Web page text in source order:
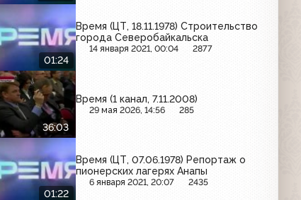
01:24
Время (ЦТ, 18.11.1978) Строительство
города Северобайкальска
14 января 2021, 00:04 2877
36:03
Время (1 канал, 7.11.2008)
29 мая 2026, 14:56 285
01:22
Время (ЦТ, 07.06.1978) Репортаж о
пионерских лагерях Анапы
6 января 2021, 20:07 2435